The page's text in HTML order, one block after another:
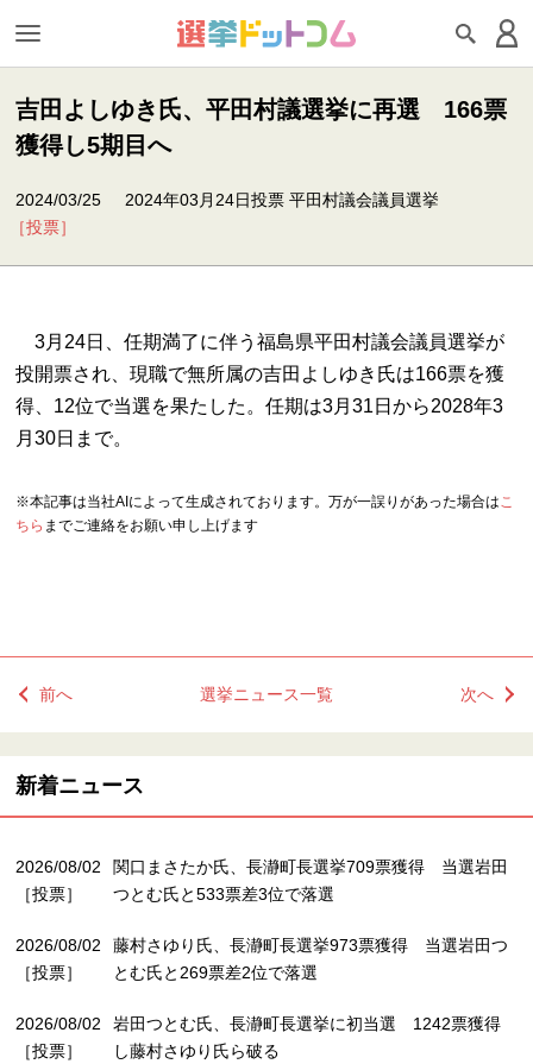
吉田よしゆき氏、平田村議選挙に再選 166票
獲得し5期目へ
2024/03/25
［投票］
2024年03月24日投票 平田村議会議員選挙
3月24日、任期満了に伴う福島県平田村議会議員選挙が
投開票され、現職で無所属の吉田よしゆき氏は166票を獲
得、12位で当選を果たした。任期は3月31日から2028年3
月30日まで。
※本記事は当社AIによって生成されております。万が一誤りがあった場合はこ
ちら までご連絡をお願い申し上げます
前へ 選挙ニュース一覧 次へ
新着ニュース
2026/08/02
［投票］
関口まさたか氏、長瀞町長選挙709票獲得 当選岩田
つとむ氏と533票差3位で落選
2026/08/02
［投票］
藤村さゆり氏、長瀞町長選挙973票獲得 当選岩田つ
とむ氏と269票差2位で落選
2026/08/02
［投票］
岩田つとむ氏、長瀞町長選挙に初当選 1242票獲得
し藤村さゆり氏ら破る